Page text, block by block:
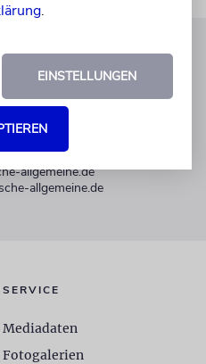
0
9-17 Uhr
allgemeine.de
allgemeine.de
SERVICE
Mediadaten
Fotogalerien
.
EINSTELLUNGEN